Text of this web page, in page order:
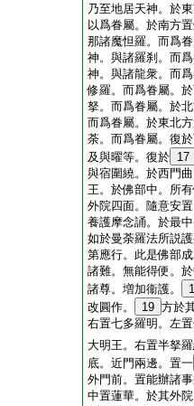
乃至地居天神。於
以爲眷屬。於南方
那諸魔怛羅。而爲
神。與諸羅刹。而
神。與諸龍衆。而
修羅。而爲眷屬。
拏。而爲眷屬。於
而爲眷屬。於東北
荼。而爲眷屬。復
及與曜等。復於 17
與宿圍繞。於西門
王。於佛部中。所
外院四面。隨意安
養護摩念誦。於最
如於曼荼羅法所説
第應行。此是佛部
諸難。無能得便。
諸尊。増加衞護。
改圓作。
19 方於
右置七多羅明。左
大明王。右置半拏
底。近門兩邊。置一
外門前。置能辦諸
中置蓮華。於其外